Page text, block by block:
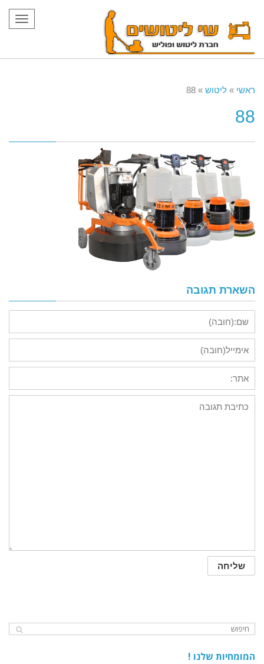
ראשי » ליטוש »
88
88
השארת תגובה
המומחיות שלנו !